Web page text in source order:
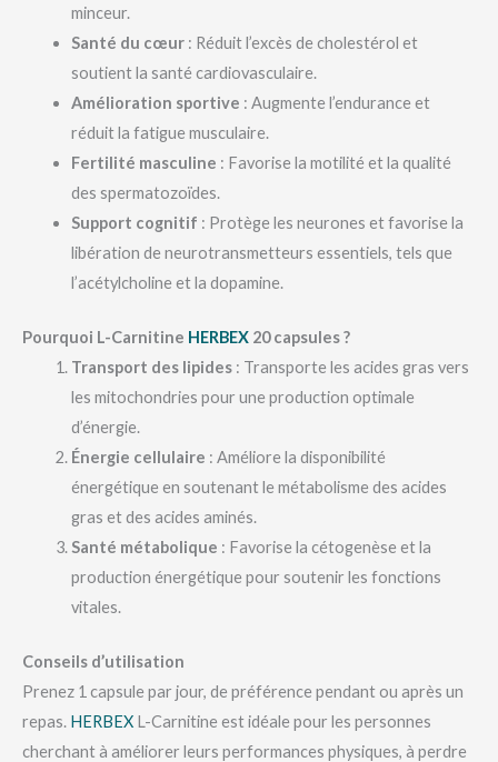
minceur.
Santé du cœur: Réduit l’excès de cholestérol et
soutient la santé cardiovasculaire.
Amélioration sportive : Augmente l’endurance et
réduit la fatigue musculaire.
Fertilité masculine : Favorise la motilité et la qualité
des spermatozoïdes.
Support cognitif : Protège les neurones et favorise la
libération de neurotransmetteurs essentiels, tels que
l’acétylcholine et la dopamine.
Pourquoi L-Carnitine HERBEX 20 capsules ?
Transport des lipides: Transporte les acides gras vers
les mitochondries pour une production optimale
d’énergie.
Énergie cellulaire : Améliore la disponibilité
énergétique en soutenant le métabolisme des acides
gras et des acides aminés.
Santé métabolique : Favorise la cétogenèse et la
production énergétique pour soutenir les fonctions
vitales.
Conseils d’utilisation
Prenez 1 capsule par jour, de préférence pendant ou après un
repas. HERBEX L-Carnitine est idéale pour les personnes
cherchant à améliorer leurs performances physiques, à perdre